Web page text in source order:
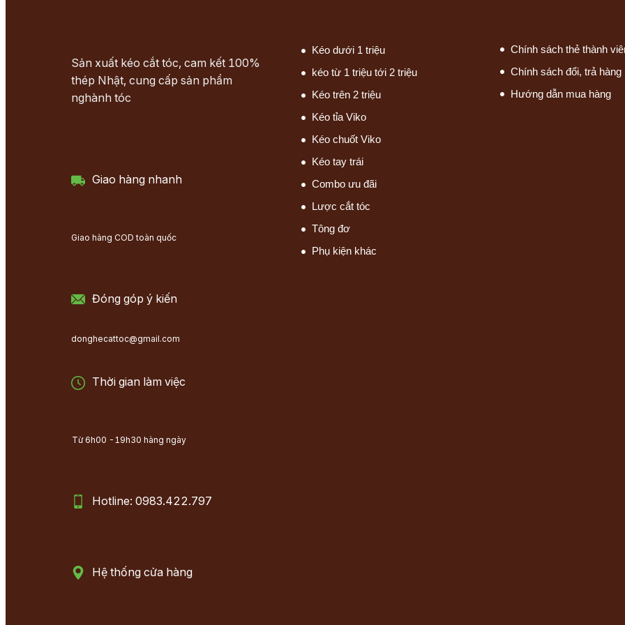
Sản xuất kéo cắt tóc, cam kết 100%
thép Nhật, cung cấp sản phẩm
nghành tóc
Giao hàng nhanh
Giao hàng COD toàn quốc
Đóng góp ý kiến
donghecattoc@gmail.com
Thời gian làm việc
Từ 6h00 -19h30 hàng ngày
Hotline: 0983.422.797
Hệ thống cửa hàng
Kéo dưới 1 triệu
kéo từ 1 triệu tới 2 triệu
Kéo trên 2 triệu
Kéo tỉa Viko
Kéo chuốt Viko
Kéo tay trái
Combo ưu đãi
Lược cắt tóc
Tông đơ
Phụ kiện khác
Chính sách thẻ thành
Chính sách đổi, trả hàng
Hướng dẫn mua hàng